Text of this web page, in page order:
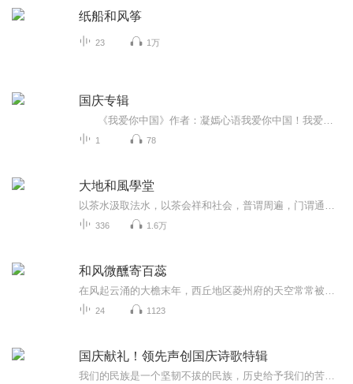
纸船和风筝
23 1万
国庆专辑
1 78
大地和風學堂
336 1.6万
和风微醺寄百蕊
24 1123
国庆献礼！领先声创国庆诗歌特辑